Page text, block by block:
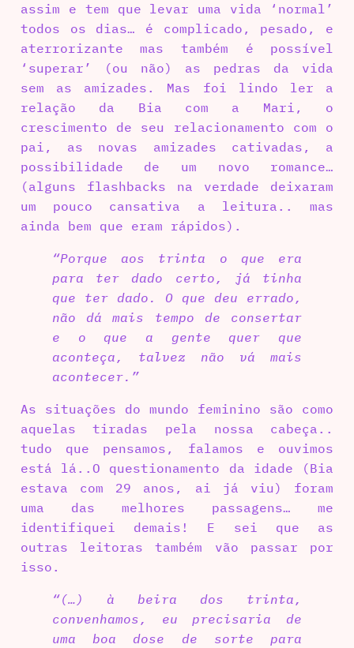
assim e tem que levar uma vida ‘normal’
todos os dias… é complicado, pesado, e
aterrorizante mas também é possível
‘superar’ (ou não) as pedras da vida
sem as amizades. Mas foi lindo ler a
relação da Bia com a Mari, o
crescimento de seu relacionamento com o
pai, as novas amizades cativadas, a
possibilidade de um novo romance…
(alguns flashbacks na verdade deixaram
um pouco cansativa a leitura.. mas
ainda bem que eram rápidos).
“Porque aos trinta o que era
para ter dado certo, já tinha
que ter dado. O que deu errado,
não dá mais tempo de consertar
e o que a gente quer que
aconteça, talvez não vá mais
acontecer.”
As situações do mundo feminino são como
aquelas tiradas pela nossa cabeça..
tudo que pensamos, falamos e ouvimos
está lá..O questionamento da idade (Bia
estava com 29 anos, ai já viu) foram
uma das melhores passagens… me
identifiquei demais! E sei que as
outras leitoras também vão passar por
isso.
“(…) à beira dos trinta,
convenhamos, eu precisaria de
uma boa dose de sorte para